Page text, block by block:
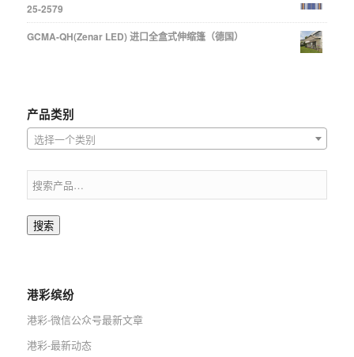
25-2579
GCMA-QH(Zenar LED) 进口全盒式伸缩篷（德国）
产品类别
选择一个类别
搜索
港彩缤纷
港彩-微信公众号最新文章
港彩-最新动态